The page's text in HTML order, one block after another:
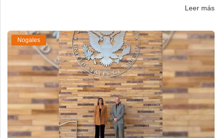
Leer más
Nogales